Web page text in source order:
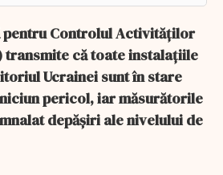
pentru Controlul Activităţilor
transmite că toate instalaţiile
Ucrainei sunt în stare
pericol, iar măsurătorile
depăşiri ale nivelului de